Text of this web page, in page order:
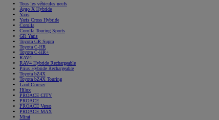
Tous les véhicules neufs
Aygo X Hybride
Yaris
Yaris Cross Hybride
Corolla
Corolla Touring Sports
GR Yaris
Toyota GR Supra
Toyota C-HR
Toyota C-HR+
RAV4
RAV4 Hybride Rechargeable
Prius Hybride Rechargeable
Toyota bZ4X
Toyota bZ4X Touring
Land Cruiser
Hilux
PROACE CITY
PROACE
PROACE Verso
PROACE MAX
Mirai